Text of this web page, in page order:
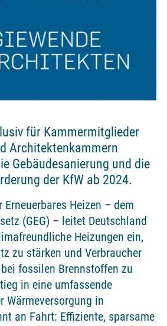
für Kammermitglieder
Architektenkammern
Gebäudesanierung und die
der KfW ab 2024.
Heizen – dem
(GEG) – leitet Deutschland
Heizungen ein,
zu stärken und Verbraucher
fossilen Brennstoffen zu
in eine umfassende
Wärmeversorgung in
an Fahrt: Effiziente, sparsame